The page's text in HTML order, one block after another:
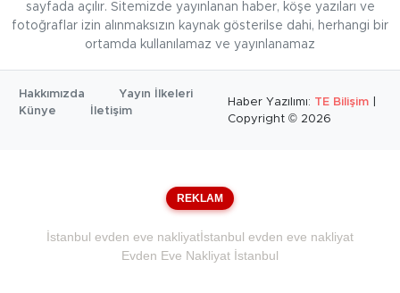
sayfada açılır. Sitemizde yayınlanan haber, köşe yazıları ve
fotoğraflar izin alınmaksızın kaynak gösterilse dahi, herhangi bir
ortamda kullanılamaz ve yayınlanamaz
Hakkımızda
Yayın İlkeleri
Künye
İletişim
Haber Yazılımı: TE Bilişim
Copyright © 2026
REKLAM
İstanbul evden eve nakliyatİstanbul evden eve nakliyat
Evden Eve Nakliyat İstanbul